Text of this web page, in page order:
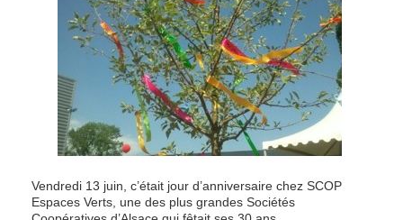
Vendredi 13 juin, c’était jour d’anniversaire chez SCOP
Espaces Verts, une des plus grandes Sociétés